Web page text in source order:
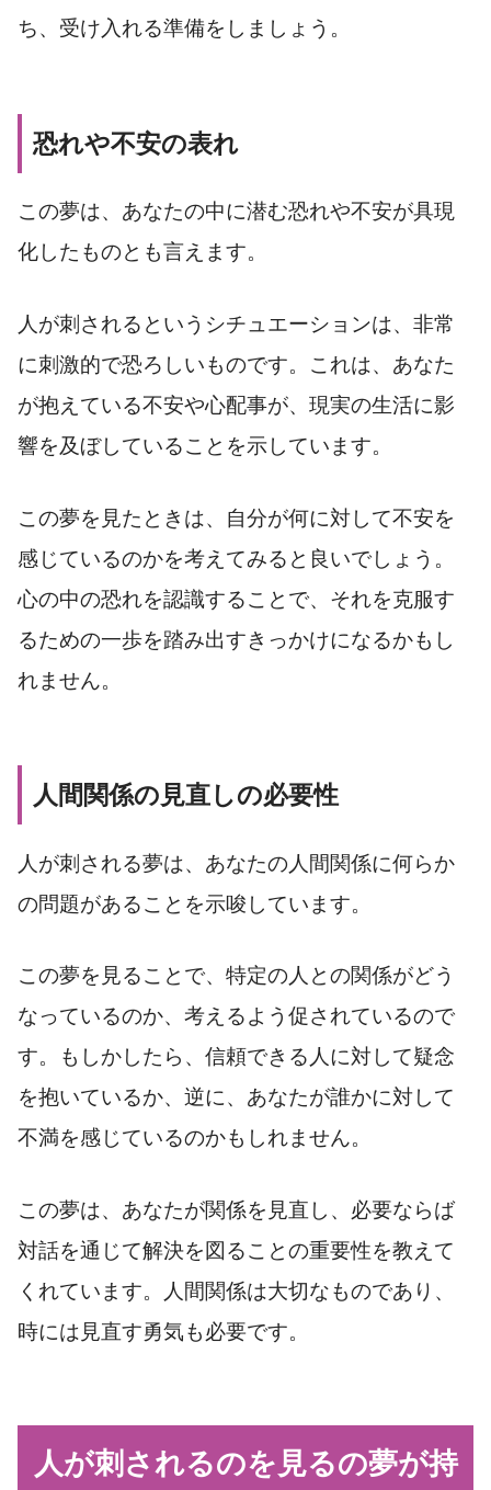
ち、受け入れる準備をしましょう。
恐れや不安の表れ
この夢は、あなたの中に潜む恐れや不安が具現
化したものとも言えます。
人が刺されるというシチュエーションは、非常
に刺激的で恐ろしいものです。これは、あなた
が抱えている不安や心配事が、現実の生活に影
響を及ぼしていることを示しています。
この夢を見たときは、自分が何に対して不安を
感じているのかを考えてみると良いでしょう。
心の中の恐れを認識することで、それを克服す
るための一歩を踏み出すきっかけになるかもし
れません。
人間関係の見直しの必要性
人が刺される夢は、あなたの人間関係に何らか
の問題があることを示唆しています。
この夢を見ることで、特定の人との関係がどう
なっているのか、考えるよう促されているので
す。もしかしたら、信頼できる人に対して疑念
を抱いているか、逆に、あなたが誰かに対して
不満を感じているのかもしれません。
この夢は、あなたが関係を見直し、必要ならば
対話を通じて解決を図ることの重要性を教えて
くれています。人間関係は大切なものであり、
時には見直す勇気も必要です。
人が刺されるのを見るの夢が持